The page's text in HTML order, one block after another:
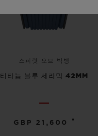
스피릿 오브 빅뱅
티타늄 블루 세라믹 42MM
GBP 21,600 •